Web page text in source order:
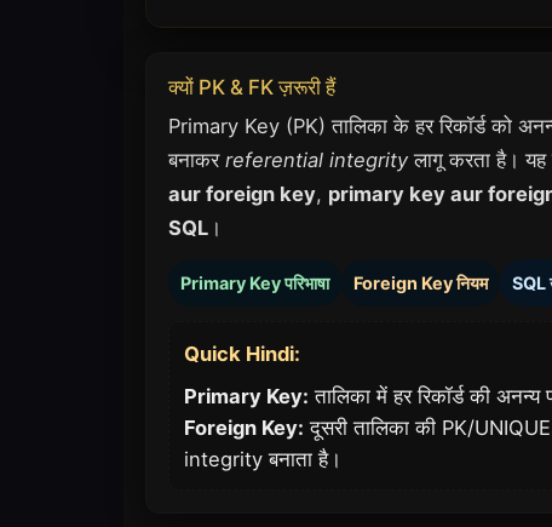
क्यों PK & FK ज़रूरी हैं
Primary Key (PK) तालिका के हर रिकॉर्ड को
बनाकर referential integrityलागू करता है। यह
aur foreign key, primary key aur
SQL ।
Primary Key परिभाषा Foreign Key नियम SQL
Quick Hindi:
Primary Key: तालिका में हर रिकॉर्ड की
Foreign Key: दूसरी तालिका की PK/
integrity बनाता है।